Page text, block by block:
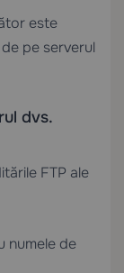
este
pe serverul
dvs.
FTP ale
numele de